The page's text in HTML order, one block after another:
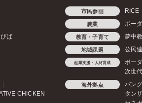
市民参画 RICE
農業 ボー
ば 教育・子育て 夢中
地域課題 公民
起業支援・人材育成
ボー
次世
CHICKEN
海外拠点 バン
タン